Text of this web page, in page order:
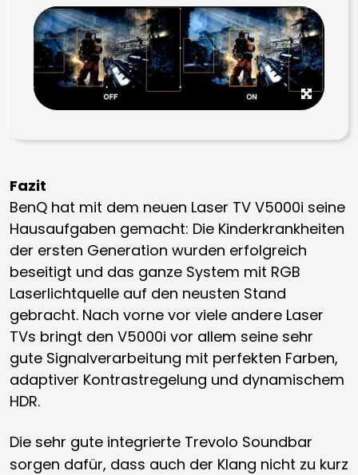
Fazit
BenQ hat mit dem neuen Laser TV V5000i seine
Hausaufgaben gemacht: Die Kinderkrankheiten
der ersten Generation wurden erfolgreich
beseitigt und das ganze System mit RGB
Laserlichtquelle auf den neusten Stand
gebracht. Nach vorne vor viele andere Laser
TVs bringt den V5000i vor allem seine sehr
gute Signalverarbeitung mit perfekten Farben,
adaptiver Kontrastregelung und dynamischem
HDR.
Die sehr gute integrierte Trevolo Soundbar
sorgen dafür, dass auch der Klang nicht zu kurz